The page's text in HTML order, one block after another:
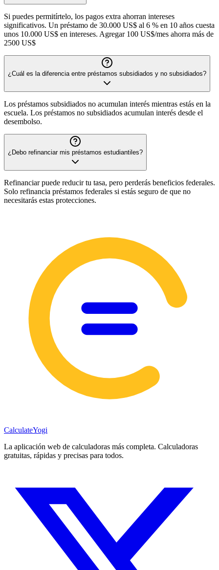
Si puedes permitírtelo, los pagos extra ahorran intereses
significativos. Un préstamo de 30.000 US$ al 6 % en 10 años cuesta
unos 10.000 US$ en intereses. Agregar 100 US$/mes ahorra más de
2500 US$
¿Cuál es la diferencia entre préstamos subsidiados y no subsidiados?
Los préstamos subsidiados no acumulan interés mientras estás en la
escuela. Los préstamos no subsidiados acumulan interés desde el
desembolso.
¿Debo refinanciar mis préstamos estudiantiles?
Refinanciar puede reducir tu tasa, pero perderás beneficios federales.
Solo refinancia préstamos federales si estás seguro de que no
necesitarás estas protecciones.
CalculateYogi
La aplicación web de calculadoras más completa. Calculadoras
gratuitas, rápidas y precisas para todos.